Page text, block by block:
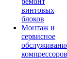
винтовых
блоков
Монтаж и
сервисное
компрессоров